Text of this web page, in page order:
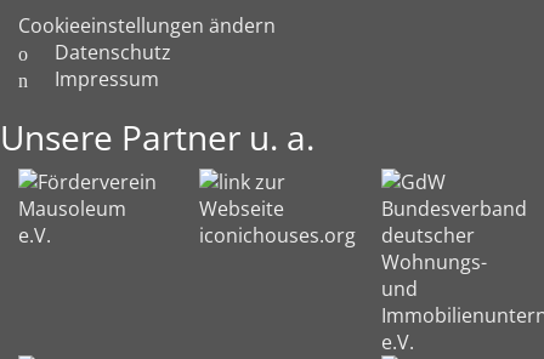
Cookieeinstellungen ändern
Datenschutz
Impressum
Unsere Partner u. a.